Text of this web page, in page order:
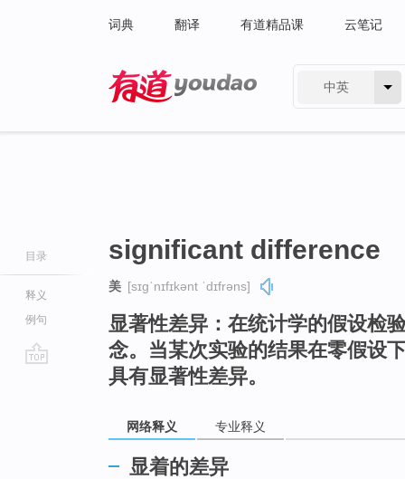
词典 翻译 有道精品课 云笔记
中英
目录
释义
例句
significant difference
美 [sɪɡˈnɪfɪkənt ˈdɪfrəns]
显著性差异：在统计学的假设检
念。当某次实验的结果在零假设
具有显著性差异。
网络释义 专业释义
显着的差异